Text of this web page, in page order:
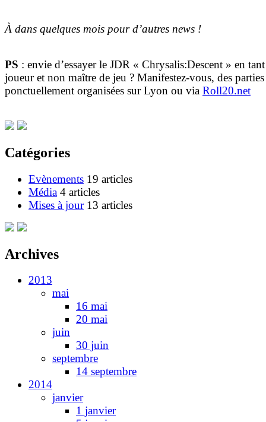
À dans quelques mois pour d’autres news !
PS : envie d’essayer le JDR « Chrysalis:Descent » en
joueur et non maître de jeu ? Manifestez-vous, des
ponctuellement organisées sur Lyon ou via Roll20.net
Catégories
Evènements 19 articles
Média 4 articles
Mises à jour13 articles
Archives
2013
mai
16 mai
20 mai
juin
30 juin
septembre
14 septembre
2014
janvier
1 janvier